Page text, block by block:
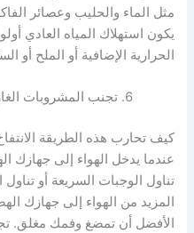
مثل الماء والحليب وعصائر
يكون استهلاك المياه العادي
الحرارية الإضافية أو الملح أو
تجنب المشروبات
كيف تحارب هذه الطريقة
عندما يدخل الهواء إلى
تناول الوجبات السريعة أو
المزيد من الهواء إلى جهازك
الأفضل أن تمضغ وفمك مغلق.